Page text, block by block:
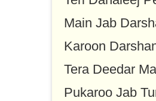
Main Jab
Karoon
Tera Deedar
Pukaroo Jab